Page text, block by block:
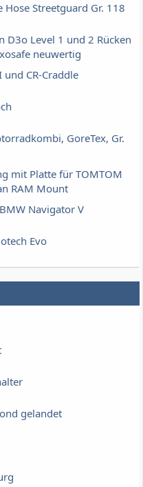
Hose Streetguard Gr. 118
D3o Level 1 und 2 Rücken
neuwertig
CR-Craddle
GoreTex, Gr.
mit Platte für TOMTOM
RAM Mount
BMW Navigator V
Evo
gelandet